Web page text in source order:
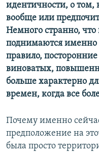
идентичности, о
вообще или
Немного странно, что
поднимаются именно
правило,
виноватых,
больше характерно
времен, когда все
Почему именно
предположение на
была просто